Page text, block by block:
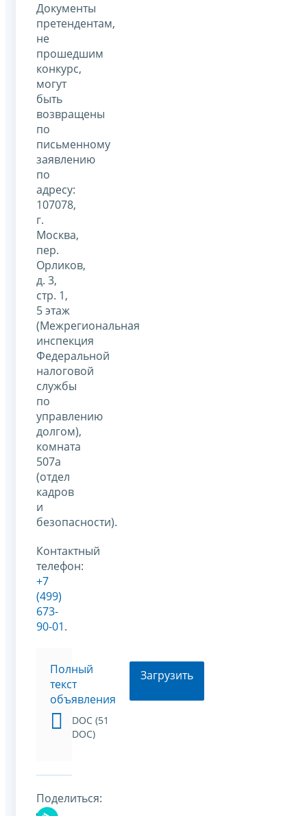
Документы
претендентам,
не
прошедшим
конкурс,
могут
быть
возвращены
по
письменному
заявлению
по
адресу:
107078,
г.
Москва,
пер.
Орликов,
д. 3,
стр. 1,
5 этаж
(Межрегиональная
инспекция
Федеральной
налоговой
службы
по
управлению
долгом),
комната
507а
(отдел
кадров
и
безопасности).
Контактный
телефон:
+7
(499)
673-
90-01.
Полный
текст
объявления
DOC (51
DOC)
Загрузить
Поделиться: